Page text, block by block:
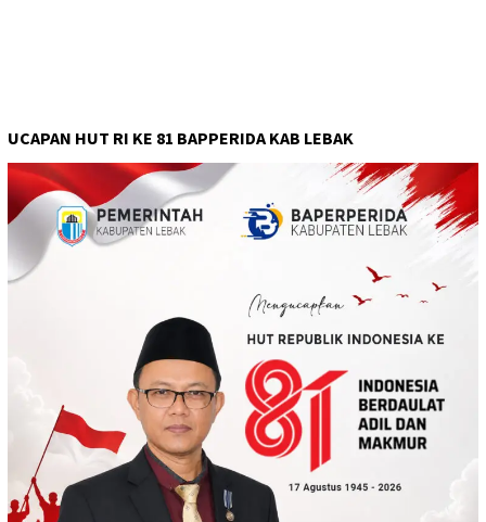
UCAPAN HUT RI KE 81 BAPPERIDA KAB LEBAK